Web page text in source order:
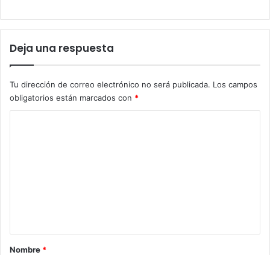
Deja una respuesta
Tu dirección de correo electrónico no será publicada. Los campos
obligatorios están marcados con *
rNombre *